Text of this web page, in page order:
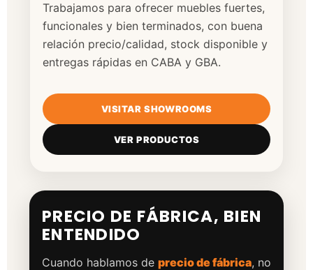
Trabajamos para ofrecer muebles fuertes,
funcionales y bien terminados, con buena
relación precio/calidad, stock disponible y
entregas rápidas en CABA y GBA.
VISITAR SHOWROOMS
VER PRODUCTOS
PRECIO DE FÁBRICA, BIEN
ENTENDIDO
Cuando hablamos de precio de fábrica, no